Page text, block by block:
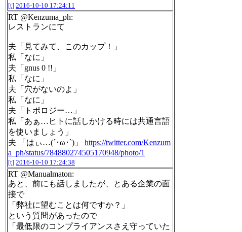
[t] 2016-10-10 17:24:11
RT @Kenzuma_ph:
レストランにて
夫「見てみて、このカップ！」
私「なに」
夫「gnus 0 !!」
私「なに」
夫「穴がないのよ」
私「なに」
夫「トポロジー…」
私「あぁ…ヒトに話しかける時には共通言語
を使いましょう」
夫 「はぃ…(´･ω･`)」 https://twitter.com/Kenzum
a_ph/status/784880274505170948/photo/1
[t] 2016-10-10 17:24:38
RT @Manualmaton:
あと、前にも話しましたが、とある企業の面
接で
「弊社に望むことは何ですか？」
という質問があったので
「最低限のコンプライアンスさえ守っていた